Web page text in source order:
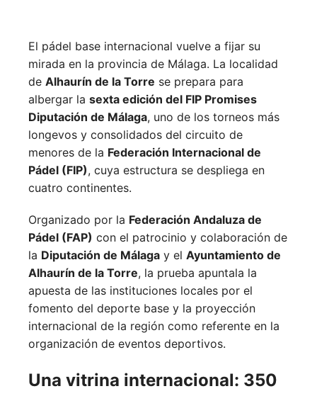
El pádel base internacional vuelve a fijar su
mirada en la provincia de Málaga. La localidad
de Alhaurín de la Torre se prepara para
albergar la sexta edición del FIP Promises
Diputación de Málaga, uno de los torneos más
longevos y consolidados del circuito de
menores de la Federación Internacional de
Pádel (FIP), cuya estructura se despliega en
cuatro continentes.
Organizado por la Federación Andaluza de
Pádel (FAP) con el patrocinio y colaboración de
la Diputación de Málaga y el Ayuntamiento de
Alhaurín de la Torre, la prueba apuntala la
apuesta de las instituciones locales por el
fomento del deporte base y la proyección
internacional de la región como referente en la
organización de eventos deportivos.
Una vitrina internacional: 350